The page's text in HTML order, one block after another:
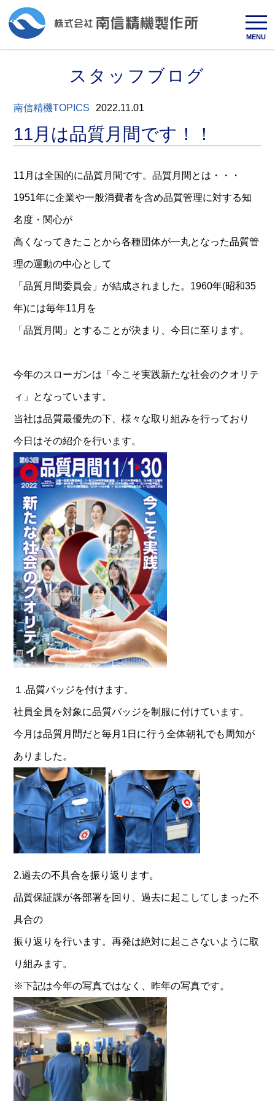
MENU
スタッフブログ
南信精機TOPICS 2022.11.01
11月は品質月間です！！
11月は全国的に品質月間です。品質月間とは・・・
1951年に企業や一般消費者を含め品質管理に対する知
名度・関心が
高くなってきたことから各種団体が一丸となった品質管
理の運動の中心として
「品質月間委員会」が結成されました。1960年(昭和35
年)には毎年11月を
「品質月間」とすることが決まり、今日に至ります。
今年のスローガンは「今こそ実践新たな社会のクオリテ
ィ」となっています。
当社は品質最優先の下、様々な取り組みを行っており
今日はその紹介を行います。
１.品質バッジを付けます。
社員全員を対象に品質バッジを制服に付けています。
今月は品質月間だと毎月1日に行う全体朝礼でも周知が
ありました。
2.過去の不具合を振り返ります。
品質保証課が各部署を回り、過去に起こしてしまった不
具合の
振り返りを行います。再発は絶対に起こさないように取
り組みます。
※下記は今年の写真ではなく、昨年の写真です。